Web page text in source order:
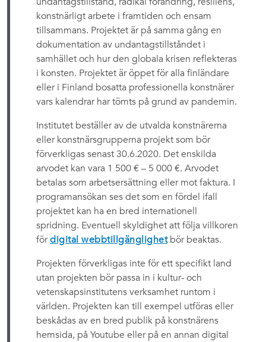
konstnärligt arbete i framtiden och ensam
tillsammans. Projektet är på samma gång en
dokumentation av undantagstillståndet i
samhället och hur den globala krisen reflekteras
i konsten. Projektet är öppet för alla finländare
eller i Finland bosatta professionella konstnärer
vars kalendrar har tömts på grund av pandemin.
Institutet beställer av de utvalda konstnärerna
eller konstnärsgrupperna projekt som bör
förverkligas senast 30.6.2020. Det enskilda
arvodet kan vara 1 500 € – 5 000 €. Arvodet
betalas som arbetsersättning eller mot faktura. I
programansökan ses det som en fördel ifall
projektet kan ha en bred internationell
spridning. Eventuell skyldighet att följa villkoren
fördigital webbtillgänglighetbör beaktas.
Projekten förverkligas inte för ett specifikt land
utan projekten bör passa in i kultur- och
vetenskapsinstitutens verksamhet runtom i
världen. Projekten kan till exempel utföras eller
beskådas av en bred publik på konstnärens
hemsida, på Youtube eller på en annan digital